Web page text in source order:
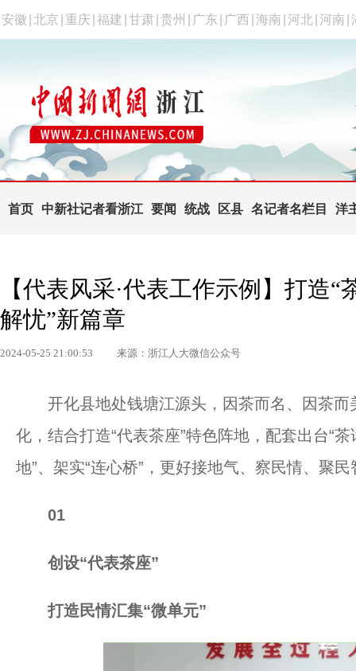
安徽 北京 重庆 福建 甘肃 贵州 广东 广西 海南 河北 河南
首页 中新社记者看浙江 要闻 统战 区县 名记者名栏目 洋
【代表风采·代表工作示例】打造
解忧”新篇章
2024-05-25 21:00:53 来源：浙江人大微信公众号
开化县地处钱塘江源头，因茶而名、因茶而
化，结合打造“代表茶座”特色阵地，配套出台“
地”、架实“连心桥”，更好接地气、察民情、聚
01
创设“代表茶座”
打造民情汇集“微单元”